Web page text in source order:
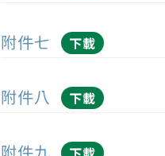
附件七 下載
附件八 下載